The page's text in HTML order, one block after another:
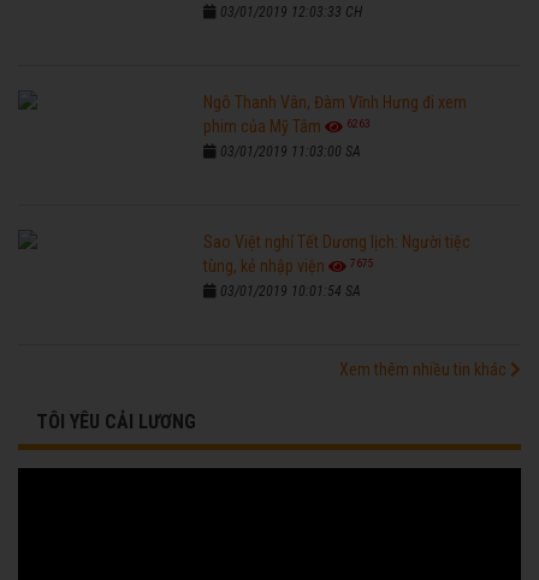
03/01/2019 12:03:33 CH
Ngô Thanh Vân, Đàm Vĩnh Hưng đi xem
phim của Mỹ Tâm
6263
03/01/2019 11:03:00 SA
Sao Việt nghỉ Tết Dương lịch: Người tiệc
tùng, kẻ nhập viện
7675
03/01/2019 10:01:54 SA
Xem thêm nhiều tin khác
TÔI YÊU CẢI LƯƠNG